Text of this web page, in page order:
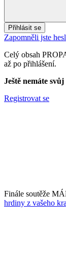
Přihlásit se
Zapomněli jste
Celý obsah
až po přihlášení.
Ještě nemáte svůj
Registrovat se
Finále soutěže
hrdiny z vašeho